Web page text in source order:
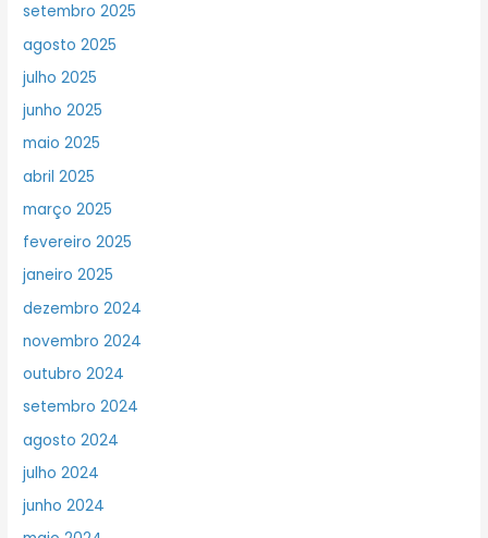
setembro 2025
agosto 2025
julho 2025
junho 2025
maio 2025
abril 2025
março 2025
fevereiro 2025
janeiro 2025
dezembro 2024
novembro 2024
outubro 2024
setembro 2024
agosto 2024
julho 2024
junho 2024